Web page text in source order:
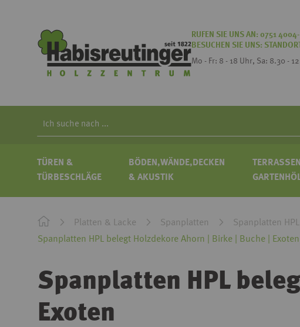
RUFEN SIE UNS AN: 0751
BESUCHEN SIE UNS:
Mo - Fr: 8 - 18 Uhr, Sa: 8.30 -
Search
TÜREN &
TÜRBESCHLÄGE
BÖDEN,WÄNDE,DECKEN
& AKUSTIK
Platten & Lacke Spanplatten Spanplatten
Spanplatten HPL belegt Holzdekore Ahorn | Birke | Buche | Exoten
Spanplatten HPL
Exoten